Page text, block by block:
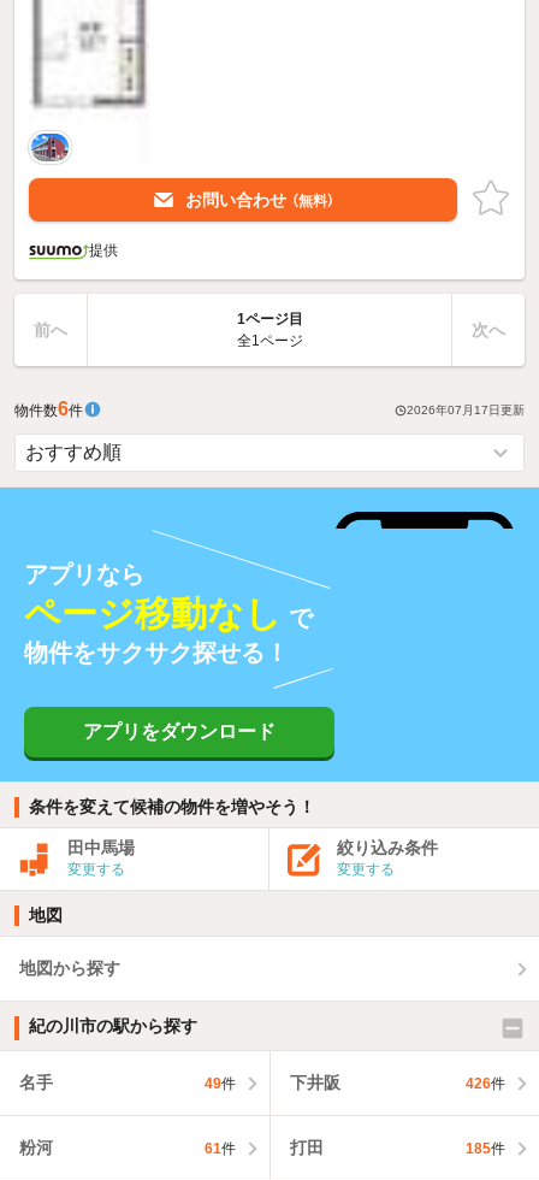
お問い合わせ （無料）
提供
前へ
1ページ目
全1ページ
次へ
物件数6件 2026年07月17日 更新
アプリなら
ページ移動なし で
物件をサクサク探せる！
アプリをダウンロード
条件を変えて候補の物件を増やそう！
田中馬場
変更する
絞り込み条件
変更する
地図
地図から探す
紀の川市の駅から探す
名手 49件 下井阪 426件
粉河 61件 打田 185件